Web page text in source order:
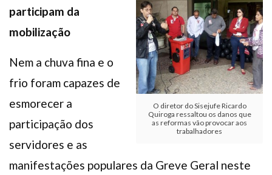
O diretor do Sisejufe Ricardo
Quiroga ressaltou os danos que
as reformas vão provocar aos
trabalhadores
participam da
mobilização
Nem a chuva fina e o
frio foram capazes de
esmorecer a
participação dos
servidores e as
manifestações populares da Greve Geral neste